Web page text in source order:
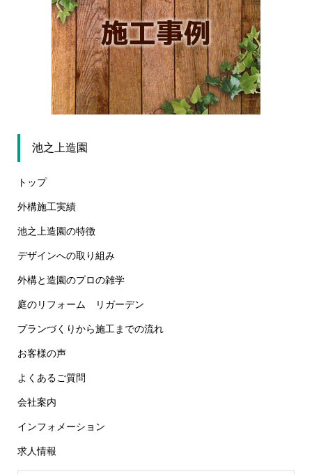
池之上造園
トップ
外構施工実績
池之上造園の特徴
デザインへの取り組み
外構と造園のプロの雑学
庭のリフォーム リガーデン
プランづくりから施工までの流れ
お客様の声
よくあるご質問
会社案内
インフォメーション
求人情報